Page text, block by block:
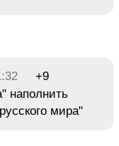
+9
наполнить
мира"